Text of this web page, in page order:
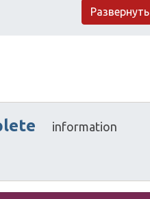
Развернуть
information